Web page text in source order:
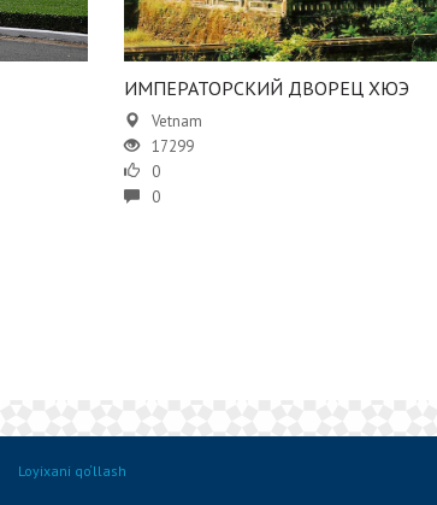
ИМПЕРАТОРСКИЙ ДВОРЕЦ ХЮЭ
Vetnam
17299
0
0
Loyixani qo‘llash